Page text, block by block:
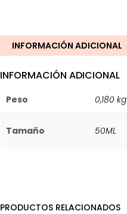
INFORMACIÓN ADICIONAL
INFORMACIÓN ADICIONAL
Peso 0,180 kg
Tamaño 50ML
PRODUCTOS RELACIONADOS